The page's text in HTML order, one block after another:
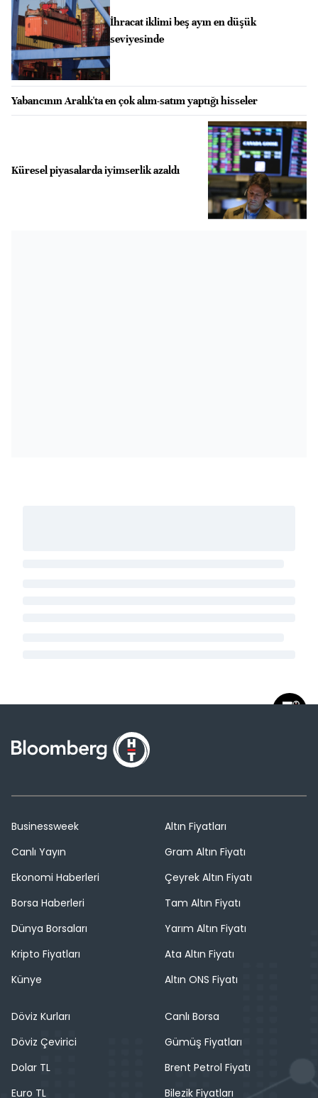
İhracat iklimi beş ayın en düşük
seviyesinde
Yabancının Aralık'ta en çok alım-satım yaptığı hisseler
Küresel piyasalarda iyimserlik azaldı
Businessweek
Canlı Yayın
Ekonomi Haberleri
Borsa Haberleri
Dünya Borsaları
Kripto Fiyatları
Künye
Altın Fiyatları
Gram Altın Fiyatı
Çeyrek Altın Fiyatı
Tam Altın Fiyatı
Yarım Altın Fiyatı
Ata Altın Fiyatı
Altın ONS Fiyatı
Döviz Kurları
Döviz Çevirici
Dolar TL
Euro TL
Canlı Borsa
Gümüş Fiyatları
Brent Petrol Fiyatı
Bilezik Fiyatları